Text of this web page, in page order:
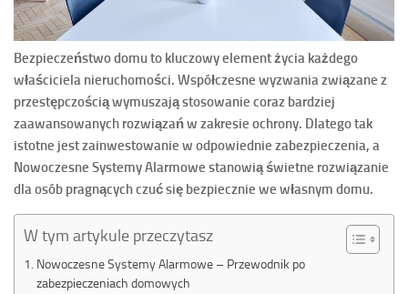
Bezpieczeństwo domu to kluczowy element życia każdego
właściciela nieruchomości. Współczesne wyzwania związane z
przestępczością wymuszają stosowanie coraz bardziej
zaawansowanych rozwiązań w zakresie ochrony. Dlatego tak
istotne jest zainwestowanie w odpowiednie zabezpieczenia, a
Nowoczesne Systemy Alarmowe stanowią świetne rozwiązanie
dla osób pragnących czuć się bezpiecznie we własnym domu.
W tym artykule przeczytasz
Nowoczesne Systemy Alarmowe – Przewodnik po
zabezpieczeniach domowych